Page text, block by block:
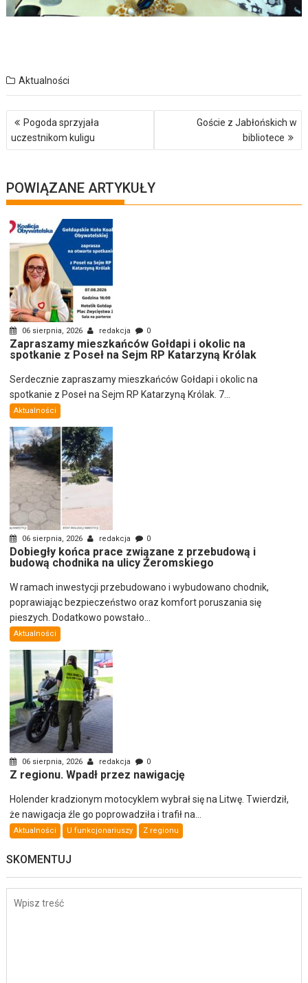
Aktualności
Nawigacja
wpisu
Pogoda sprzyjała
uczestnikom kuligu
Goście z Jabłońskich w
bibliotece
POWIĄZANE ARTYKUŁY
06 sierpnia, 2026 redakcja 0
Zapraszamy mieszkańców Gołdapi i okolic na
spotkanie z Poseł na Sejm RP Katarzyną Królak
Serdecznie zapraszamy mieszkańców Gołdapi i okolic na
spotkanie z Poseł na Sejm RP Katarzyną Królak. 7...
Aktualności
06 sierpnia, 2026 redakcja 0
Dobiegły końca prace związane z przebudową i
budową chodnika na ulicy Żeromskiego
W ramach inwestycji przebudowano i wybudowano chodnik,
poprawiając bezpieczeństwo oraz komfort poruszania się
pieszych. Dodatkowo powstało...
Aktualności
06 sierpnia, 2026 redakcja 0
Z regionu. Wpadł przez nawigację
Holender kradzionym motocyklem wybrał się na Litwę. Twierdził,
że nawigacja źle go poprowadziła i trafił na...
Aktualności U funkcjonariuszy Z regionu
SKOMENTUJ